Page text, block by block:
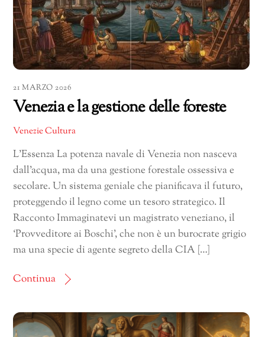
21 MARZO 2026
Venezia e la gestione delle foreste
Venezie Cultura
L’Essenza La potenza navale di Venezia non nasceva
dall’acqua, ma da una gestione forestale ossessiva e
secolare. Un sistema geniale che pianificava il futuro,
proteggendo il legno come un tesoro strategico. Il
Racconto Immaginatevi un magistrato veneziano, il
‘Provveditore ai Boschi’, che non è un burocrate grigio
ma una specie di agente segreto della CIA […]
Continua